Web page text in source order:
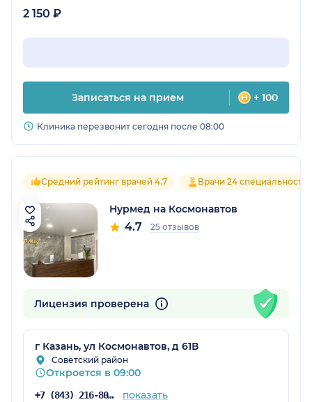
2 150 ₽
Записаться на прием + 100
Клиника перезвонит сегодня после 08:00
Средний рейтинг врачей 4.7 Врачи 24
Нурмед на Космонавтов
4.7 25 отзывов
Лицензия проверена
г Казань, ул Космонавтов, д 61В
Советский район
Откроется в 09:00
+7 (843) 216-80-18 показать